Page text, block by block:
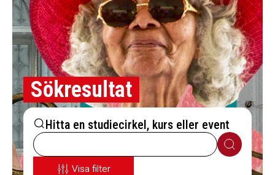
Sökresultat
Hitta en studiecirkel, kurs eller event
Sök
Visa filter